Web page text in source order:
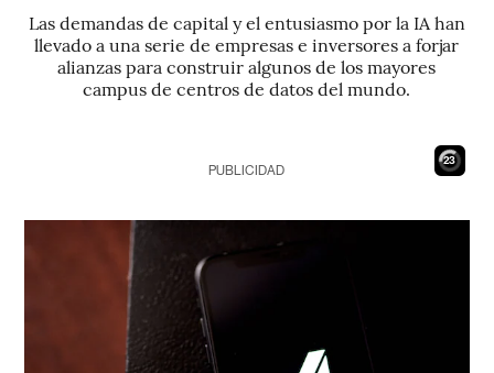
Las demandas de capital y el entusiasmo por la IA han
llevado a una serie de empresas e inversores a forjar
alianzas para construir algunos de los mayores
campus de centros de datos del mundo.
22
PUBLICIDAD